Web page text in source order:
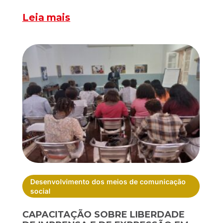
Leia mais
Desenvolvimento dos meios de comunicação
social
CAPACITAÇÃO SOBRE LIBERDADE